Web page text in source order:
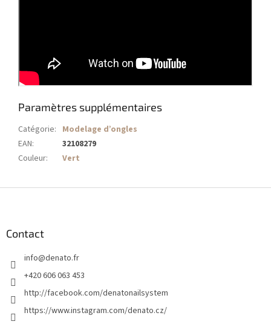
Paramètres supplémentaires
Catégorie: Modelage d’ongles
EAN:
32108279
Couleur: Vert
Contact
info@denato.fr
+420 606 063 453
http://facebook.com/denatonailsystem
https://www.instagram.com/denato.cz/